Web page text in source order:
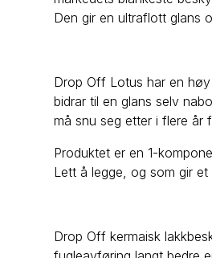
Den gir en ultraflott glans
Drop Off Lotus har en
bidrar til en glans selv
må snu seg etter i flere år
Produktet er en 1-
Lett å legge, og som gir
Drop Off kermaisk